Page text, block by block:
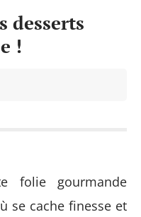
desserts
!
folie gourmande
se cache finesse et